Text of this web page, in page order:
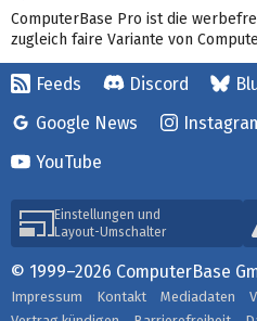
ComputerBase Pro ist die
zugleich faire Variante von
Feeds Discord
Google News
YouTube
Einstellungen und
Layout-Umschalter
© 1999–2026 ComputerBase
Impressum Kontakt Mediadaten